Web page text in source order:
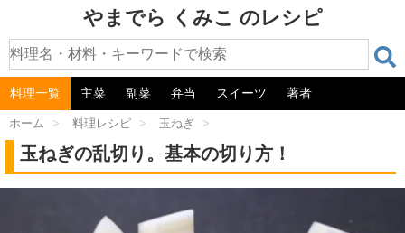
やまでら くみこ のレシピ
料理一覧 主菜 副菜 弁当 スイーツ 著者
ホーム > 料理レシピ > 玉ねぎ >
玉ねぎの乱切り。基本の切り方！